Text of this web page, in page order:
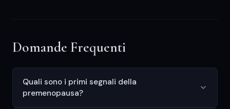
Domande Frequenti
Quali sono i primi segnali della
premenopausa?